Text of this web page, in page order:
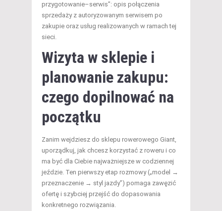
przygotowanie–serwis”: opis połączenia
sprzedaży z autoryzowanym serwisem po
zakupie oraz usług realizowanych w ramach tej
sieci.
Wizyta w sklepie i
planowanie zakupu:
czego dopilnować na
początku
Zanim wejdziesz do sklepu rowerowego Giant,
uporządkuj, jak chcesz korzystać z roweru i co
ma być dla Ciebie najważniejsze w codziennej
jeździe. Ten pierwszy etap rozmowy („model →
przeznaczenie → styl jazdy”) pomaga zawęzić
ofertę i szybciej przejść do dopasowania
konkretnego rozwiązania.